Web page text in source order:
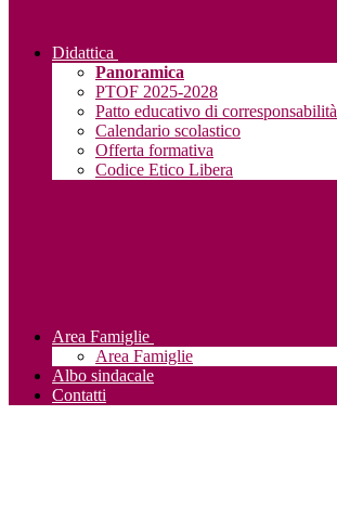
Didattica
Panoramica
PTOF 2025-2028
Patto educativo di corresponsabilità
Calendario scolastico
Offerta formativa
Codice Etico Libera
Area Famiglie
Area Famiglie
Albo sindacale
Contatti